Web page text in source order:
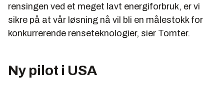
rensingen ved et meget lavt energiforbruk, er vi
sikre på at vår løsning nå vil bli en målestokk for
konkurrerende renseteknologier, sier Tomter.
Ny pilot i USA